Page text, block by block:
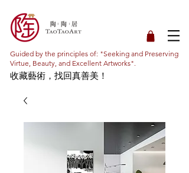
Guided by the principles of: "Seeking and Preserving
Virtue, Beauty, and Excellent Artworks".
收藏藝術，找回真善美！